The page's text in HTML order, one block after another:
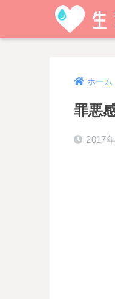
ホーム
罪悪
2017